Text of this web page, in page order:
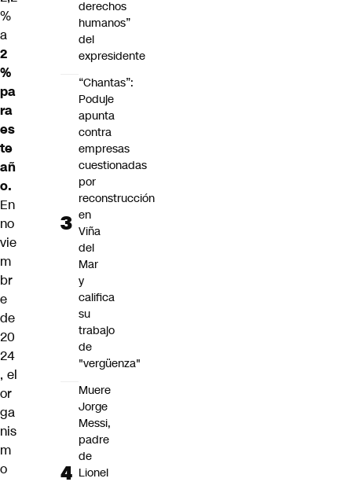
%
a
2
%
pa
ra
es
te
añ
o.
En
no
vie
m
br
e
de
20
24
, el
or
ga
nis
m
o
derechos
humanos”
del
expresidente
“Chantas”:
Poduje
apunta
contra
empresas
cuestionadas
por
reconstrucción
en
Viña
del
Mar
y
califica
su
trabajo
de
"vergüenza"
Muere
Jorge
Messi,
padre
de
Lionel